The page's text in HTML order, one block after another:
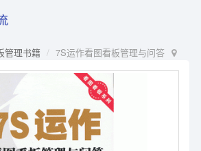
管理书籍 7S运作看图看板管理与问答